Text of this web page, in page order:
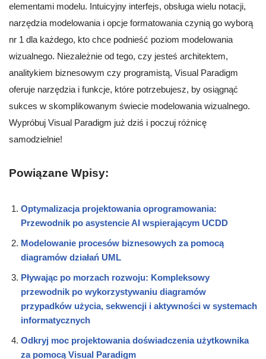
elementami modelu. Intuicyjny interfejs, obsługa wielu notacji,
narzędzia modelowania i opcje formatowania czynią go wyborą
nr 1 dla każdego, kto chce podnieść poziom modelowania
wizualnego. Niezależnie od tego, czy jesteś architektem,
analitykiem biznesowym czy programistą, Visual Paradigm
oferuje narzędzia i funkcje, które potrzebujesz, by osiągnąć
sukces w skomplikowanym świecie modelowania wizualnego.
Wypróbuj Visual Paradigm już dziś i poczuj różnicę
samodzielnie!
Powiązane Wpisy:
Optymalizacja projektowania oprogramowania:
Przewodnik po asystencie AI wspierającym UCDD
Modelowanie procesów biznesowych za pomocą
diagramów działań UML
Pływając po morzach rozwoju: Kompleksowy
przewodnik po wykorzystywaniu diagramów
przypadków użycia, sekwencji i aktywności w systemach
informatycznych
Odkryj moc projektowania doświadczenia użytkownika
za pomocą Visual Paradigm